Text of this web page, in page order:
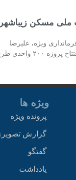
نهضت ملی مسکن
ویژه، علیرضا
واحدی طرح
ویژه ها
پرونده ویژه
گزارش
گفتگو
یادداشت